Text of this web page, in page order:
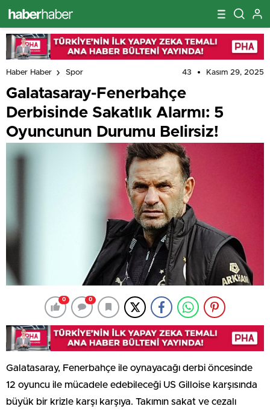
Haber Haber Spor 43 Kasım 29, 2025
Galatasaray-Fenerbahçe
Derbisinde Sakatlık Alarmı: 5
Oyuncunun Durumu Belirsiz!
0 0
Galatasaray, Fenerbahçe ile oynayacağı derbi öncesinde
12 oyuncu ile mücadele edebileceği US Gilloise karşısında
büyük bir krizle karşı karşıya. Takımın sakat ve cezalı